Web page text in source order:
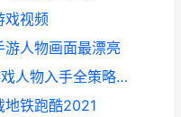
戏视频
人物画面最漂亮
解开阿斯玛：火影忍者手机游戏人物入手全策略 阿斯玛的绝招
地铁跑酷2021